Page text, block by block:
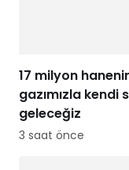
17 milyon
gazımızla kendi
geleceğiz
3 saat önce